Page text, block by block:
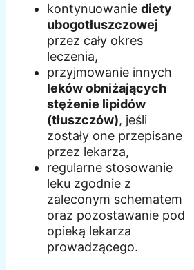
kontynuowanie diety
ubogotłuszczowej
przez cały okres
leczenia,
przyjmowanie innych
leków obniżających
stężenie lipidów
(tłuszczów), jeśli
zostały one przepisane
przez lekarza,
regularne stosowanie
leku zgodnie z
zaleconym schematem
oraz pozostawanie pod
opieką lekarza
prowadzącego.